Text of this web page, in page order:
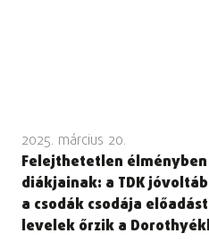
2025. március 20.
Felejthetetlen
diákjainak: a TDK
a csodák csodája
levelek őrzik a